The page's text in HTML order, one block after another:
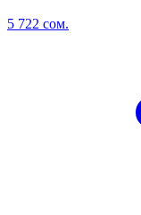
5 722 сом.